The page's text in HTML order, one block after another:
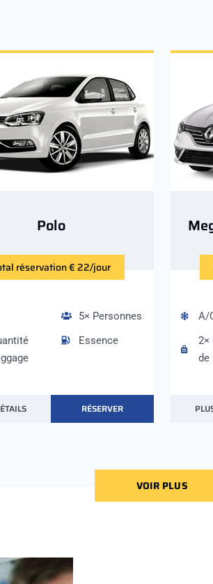
Polo
réservation € 22/jour
5× Personnes
Essence
RÉSERVER
A/
2×
de
VOIR PLUS